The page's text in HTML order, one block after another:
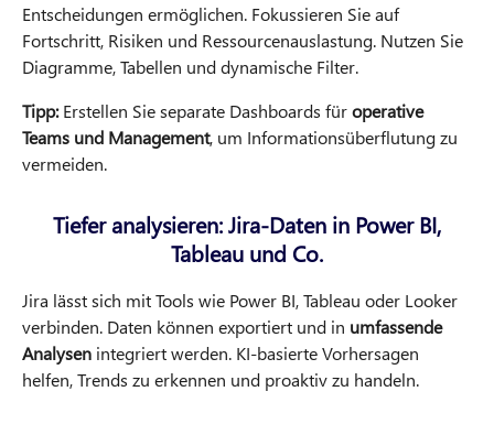
Entscheidungen ermöglichen. Fokussieren Sie auf
Fortschritt, Risiken und Ressourcenauslastung. Nutzen Sie
Diagramme, Tabellen und dynamische Filter.
Tipp:Erstellen Sie separate Dashboards füroperative
Teams und Management, um Informationsüberflutung zu
vermeiden.
Tiefer analysieren: Jira-Daten in Power BI,
Tableau und Co.
Jira lässt sich mit Tools wie Power BI, Tableau oder Looker
verbinden. Daten können exportiert und in umfassende
Analysen integriert werden. KI-basierte Vorhersagen
helfen, Trends zu erkennen und proaktiv zu handeln.